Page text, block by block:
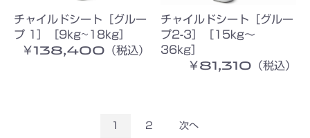
チャイルドシート［グルー
プ 1］［9kg~18kg］
￥138,400（税込）
チャイルドシート［グルー
プ2-3］［15kg〜
36kg］
￥81,310（税込）
1 2 次へ